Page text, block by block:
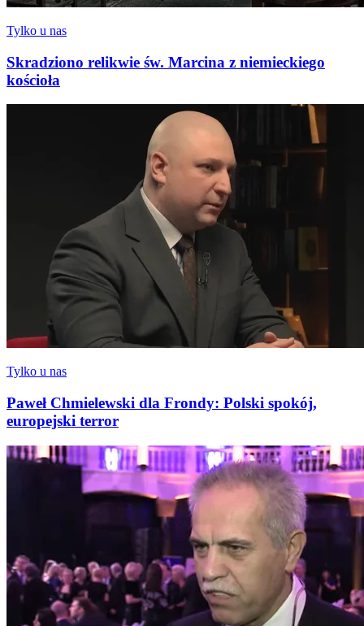
Tylko u nas
Skradziono relikwie św. Marcina z niemieckiego
kościoła
Tylko u nas
Paweł Chmielewski dla Frondy: Polski spokój,
europejski terror